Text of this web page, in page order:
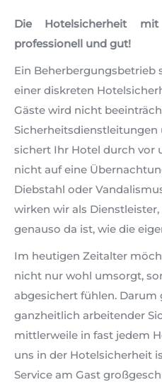
Die Hotelsicherheit
professionell und gut!
Ein Beherbergungsbetrieb
einer diskreten
Gäste wird nicht
sichert Ihr Hotel durch vor
nicht auf eine
Diebstahl oder
wirken wir als
genauso da ist, wie die
Im heutigen Zeitalter
nicht nur wohl umsorgt,
abgesichert fühlen. Darum
ganzheitlich arbeitender
mittlerweile in fast jedem
uns in der Hotelsicherheit
Service am Gast